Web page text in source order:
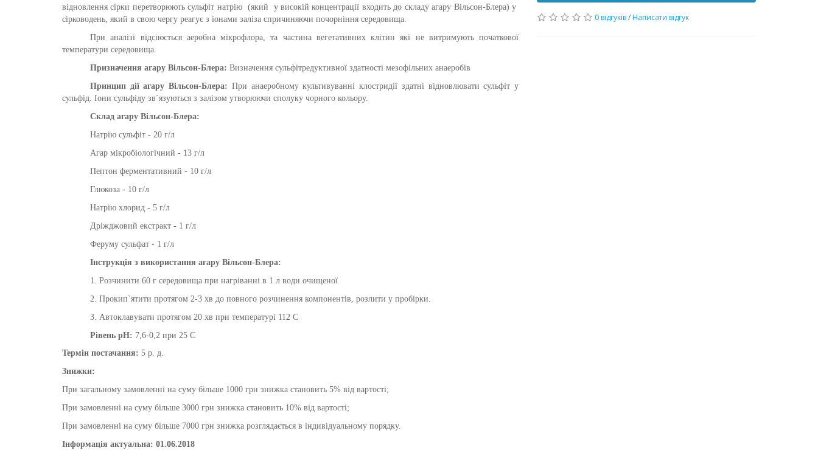
відновлення сірки перетворюють сульфіт натрію (який у високій концентрації входить до складу агару Вільсон-Блера) у
сірководень, який в свою чергу реагує з іонами заліза спричиняючи почорніння середовища.
При аналізі відсіюється аеробна мікрофлора, та частина вегетативних клітин які не витримують початкової
температури середовища.
Призначення агару Вільсон-Блера: Визначення сульфітредуктивної здатності мезофільних анаеробів
Принцип діїагаруВільсон-Блера: При анаеробному культивуванні клостридії здатні відновлювати сульфіт у
сульфід. Іони сульфіду зв`язуються з залізом утворюючи сполуку чорного кольору.
Склад агару Вільсон-Блера:
Натрію сульфіт - 20 г/л
Агар мікробіологічний - 13 г/л
Пептон ферментативний - 10 г/л
Глюкоза - 10 г/л
Натрію хлорид - 5 г/л
Дріжджовий екстракт - 1 г/л
Феруму сульфат - 1 г/л
Інструкція з використання агару Вільсон-Блера:
1. Розчинити 60 г середовища при нагріванні в 1 л води очищеної
2. Прокип`ятити протягом 2-3 хв до повного розчинення компонентів, розлити у пробірки.
3. Автоклавувати протягом 20 хв при температурі 112 С
Рівень pH: 7,6-0,2 при 25 С
Термін постачання: 5 р. д.
Знижки:
При загальному замовленні на суму більше 1000 грн знижка становить 5% від вартості;
При замовленні на суму більше 3000 грн знижка становить 10% від вартості;
При замовленні на суму більше 7000 грн знижка розглядається в індивідуальному порядку.
Інформація актуальна: 01.06.2018
0 відгуків/ Написати відгук